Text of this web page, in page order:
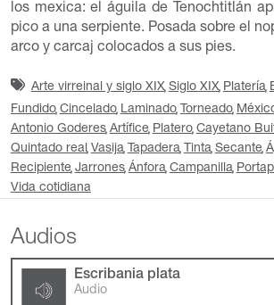
los mexica: el águila de Tenochtitlán
pico a una serpiente. Posada sobre el
arco y carcaj colocados a sus pies.
Arte virreinal y siglo XIX Siglo XIX Platería
Fundido Cincelado Laminado Torneado
Antonio Goderes Artífice Platero Cayetano
Quintado real Vasija Tapadera Tinta Secante
Recipiente Jarrones Ánfora Campanilla
Vida cotidiana
Audios
Escribania plata
Audio